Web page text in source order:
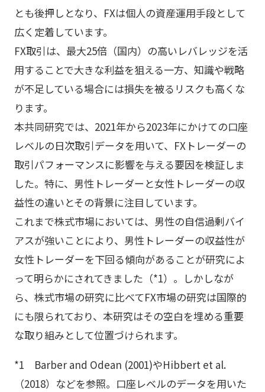
とも後押しとなり、FXは個人の資産運用手段として
広く定着しています。
FX取引は、最大25倍（国内）の高いレバレッジを活
用することで大きな利益を狙える一方、知識や戦略
が不足している場合には損失を被るリスクも高くな
ります。
本共同研究では、2021年から2023年にかけての口座
レベルの日次取引データを用いて、FXトレーダーの
取引パフォーマンスに影響を与える要因を検証しま
した。特に、男性トレーダーと女性トレーダーの収
益性の違いとその背景に注目しています。
これまで株式市場においては、男性の自信過剰バイ
アスが強いことにより、男性トレーダーの収益性が
女性トレーダーを下回る傾向があることが研究によ
って明らかにされてきました（*1）。しかしなが
ら、株式市場の研究に比べてFX市場の研究は国際的
にも限られており、本研究はその空白を埋める重要
な取り組みとして位置づけられます。
*1 Barber and Odean (2001)やHibbert et al.
（2018）などを参照。口座レベルのデータを用いた